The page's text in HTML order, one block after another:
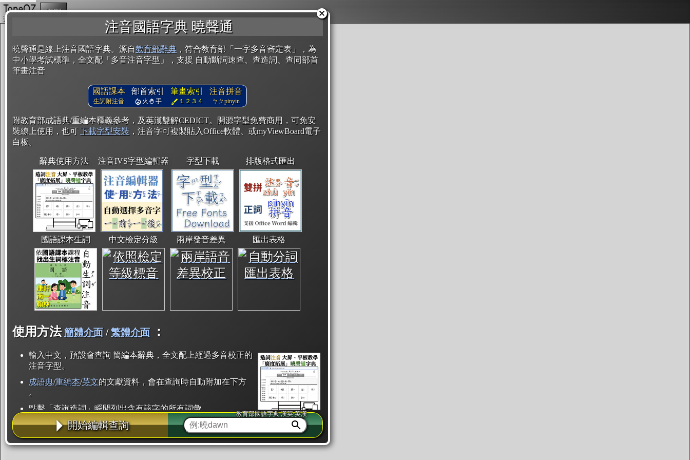
注音國語字典 曉聲通
曉聲通是線上注音國語字典。源自教育部辭典 ，符合教育部「一字多音審定表」，為
中小學考試標準，全文配「多音注音字型」，支援 自動斷詞速查、查造詞、查同部首
筆畫注音
國語課本
生詞附注音
部首索引
火 手
筆畫索引
１２３４
注音拼音
ㄅㄆpinyin
附教育部成語典/重編本釋義參考，及英漢雙解CEDICT。開源字型免費商用，可免安
裝線上使用，也可 下載字型安裝 ，注音字可複製貼入Office軟體、或myViewBoard電子
白板。
辭典使用方法 注音IVS字型編輯器 字型下載 排版格式匯出
國語課本生詞 中文檢定分級 兩岸發音差異 匯出表格
使用方法 簡體介面/繁體介面 ：
輸入中文，預設會查詢 簡編本辭典，全文配上經過多音校正的
注音字型。
成語典/重編本/英文的文獻資料，會在查詢時自動附加在下方
。
點擊「查詢造詞」瞬間列出含有該字的所有詞彙。
點「部首」瞬間列出所有「同部首字」。也支援查詢「同注音」或「同筆畫」。
辭典解釋的全文都經過自動斷詞，點擊便可瞬間「連續查詢」此字詞的解釋，不
用手動重複輸入。
開始編輯查詢
教育部國語字典·漢英·英漢
複製